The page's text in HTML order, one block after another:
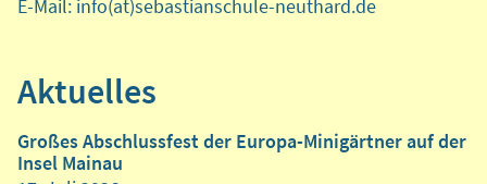
E-Mail: info(at)sebastianschule-neuthard.de
Aktuelles
Großes Abschlussfest der Europa-Minigärtner auf der
Insel Mainau